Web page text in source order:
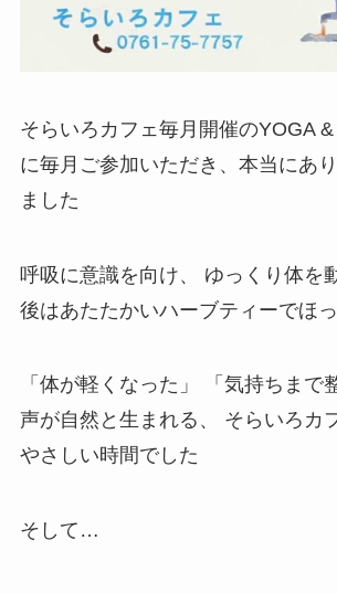
そらいろカフェ毎月開催のYOGA &
に毎月ご参加いただき、本当にあ
ました
呼吸に意識を向け、 ゆっくり体を
後はあたたかいハーブティーでほ
「体が軽くなった」 「気持ちまで
声が自然と生まれる、 そらいろカ
やさしい時間でした
そして…